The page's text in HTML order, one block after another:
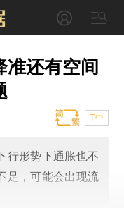
准还有空间
T中
行形势下通胀也不
足，可能会出现流